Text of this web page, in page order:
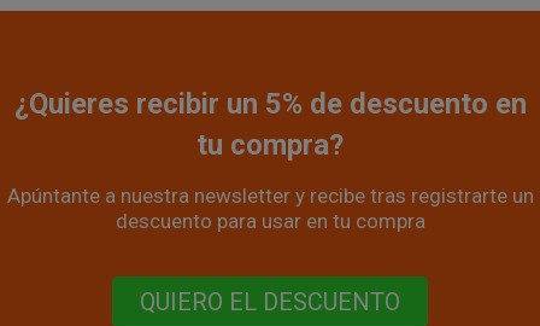
¿Quieres recibir un 5% de descuento en
tu compra?
Apúntante a nuestra newsletter y recibe tras registrarte un
descuento para usar en tu compra
QUIERO EL DESCUENTO